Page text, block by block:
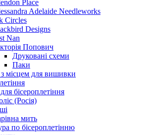
Place
Adelaide Needleworks
Circles
Designs
Nan
Попович
Друковані схеми
Паки
місцем для вишивки
бісероплетіння
(Росія)
мить
по бісероплетінню